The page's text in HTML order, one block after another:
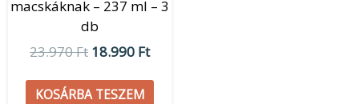
macskáknak – 237 ml – 3
db
23.970Ft 18.990 Ft
KOSÁRBA TESZEM